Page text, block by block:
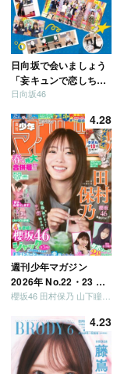
日向坂で会いましょう
「妄キュンで恋しちゃ
いましょう」「どっち
う」「ご褒美でロケし
ましょう」「フレンド
リーになりましょう」
「笑って卒業を祝いま
しょう」 [Blu-ray]
日向坂46
4.28
週刊少年マガジン
2026年 No.22・23 合
併号
4.23